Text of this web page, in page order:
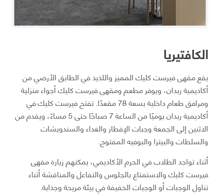
الكافتيريا
يقع مقهى فيرست كليك المميز واللذيذ في الطابق الأرضي من
أكاديمية ربدان، ويوفر مطعم ومقهى فيرست كليك أجواء منزلية
ومرافق طعام داخلية بسعة 78 مقعدًا. تفتح فيرست كليك في
أكاديمية ربدان يوميًا من الساعة 7 صباحًا حتى 5 مساءً، ويقدم من
الاثنين إلى الجمعة وجبات الإفطار والغداء والسندويشات
والسلطات والبيتزا والبوفيه المفتوح.
أثناء تواجد الطلاب في الحرم الأكاديمي، يمكنهم زيارة مقهى
فيرست كليك والاستمتاع بالجلوس والتفاعل والمناقشة أثناء
تناول الوجبات أو الوجبات الخفيفة في بيئة مريحة وجذابة.